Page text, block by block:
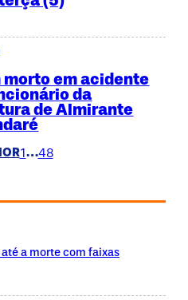
morto em acidente
da
de Almirante
1…4849
a morte com faixas